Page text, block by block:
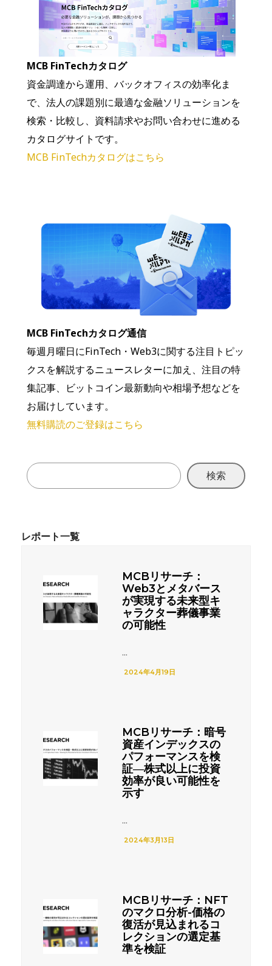
MCB FinTechカタログ
資金調達から運用、バックオフィスの効率化ま
で、法人の課題別に最適な金融ソリューションを
検索・比較し、資料請求やお問い合わせに進める
カタログサイトです。
MCB FinTechカタログはこちら
MCB FinTechカタログ通信
毎週月曜日にFinTech・Web3に関する注目トピッ
クスを解説するニュースレターに加え、注目の特
集記事、ビットコイン最新動向や相場予想などを
お届けしています。
無料購読のご登録はこちら
検索
MCBリサーチ：
Web3とメタバース
が実現する未来型キ
ャラクター葬儀事業
の可能性
...
2024年4月19日
MCBリサーチ：暗号
資産インデックスの
パフォーマンスを検
証―株式以上に投資
効率が良い可能性を
示す
...
2024年3月13日
MCBリサーチ：NFT
のマクロ分析-価格の
復活が見込まれるコ
レクションの選定基
準を検証